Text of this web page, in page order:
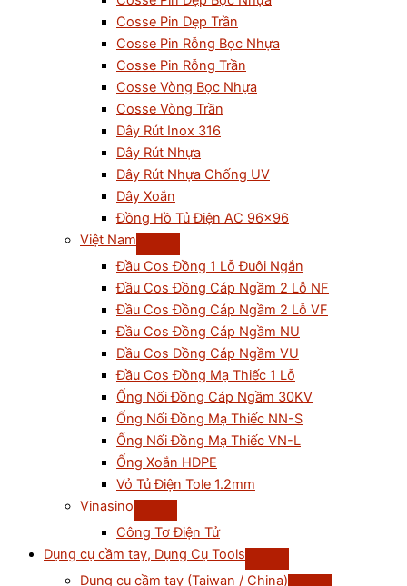
Cosse Pin Dẹp Trần
Cosse Pin Rỗng Bọc Nhựa
Cosse Pin Rỗng Trần
Cosse Vòng Bọc Nhựa
Cosse Vòng Trần
Dây Rút Inox 316
Dây Rút Nhựa
Dây Rút Nhựa Chống UV
Dây Xoắn
Đồng Hồ Tủ Điện AC 96×96
Việt Nam
Đầu Cos Đồng 1 Lỗ Đuôi Ngắn
Đầu Cos Đồng Cáp Ngầm 2 Lỗ NF
Đầu Cos Đồng Cáp Ngầm 2 Lỗ VF
Đầu Cos Đồng Cáp Ngầm NU
Đầu Cos Đồng Cáp Ngầm VU
Đầu Cos Đồng Mạ Thiếc 1 Lỗ
Ống Nối Đồng Cáp Ngầm 30KV
Ống Nối Đồng Mạ Thiếc NN-S
Ống Nối Đồng Mạ Thiếc VN-L
Ống Xoắn HDPE
Vỏ Tủ Điện Tole 1.2mm
Vinasino
Công Tơ Điện Tử
Dụng cụ cầm tay, Dụng Cụ Tools
Dụng cụ cầm tay (Taiwan / China)